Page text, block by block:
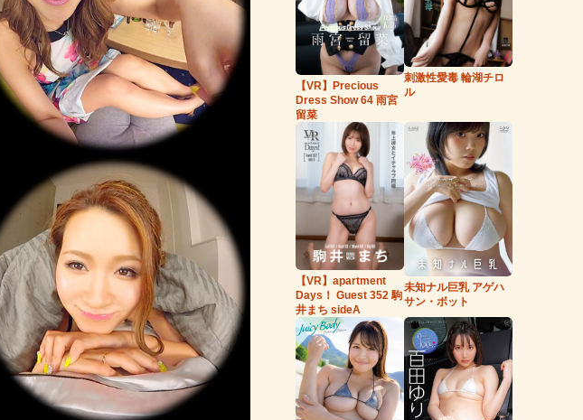
【VR】Precious
Dress Show 64 雨宮
留菜
刺激性愛毒 輪湖チロ
ル
【VR】apartment
Days！ Guest 352 駒
井まち sideA
未知ナル巨乳 アゲハ
サン・ボット